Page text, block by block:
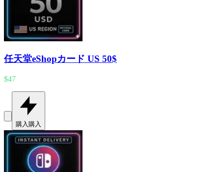
任天堂eShopカード US 50$
$47
購入 購入